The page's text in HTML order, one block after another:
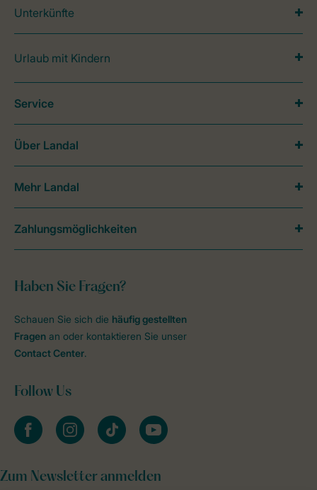
Unterkünfte
Urlaub mit Kindern
Haben Sie Fragen?
Schauen Sie sich die häufig gestellten
Fragen an oder kontaktieren Sie unser
Contact Center.
Follow Us
facebookinstagramtiktok youtube
Zum Newsletter anmelden
Service
Über Landal
Mehr Landal
Zahlungsmöglichkeiten